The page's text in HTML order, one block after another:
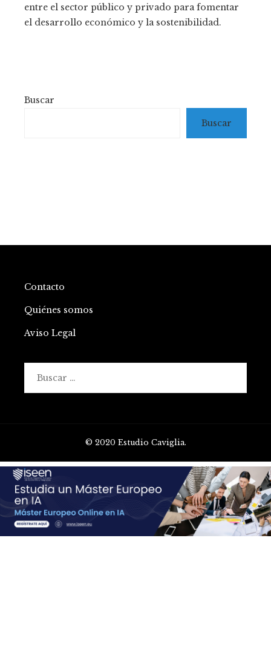
entre el sector público y privado para fomentar
el desarrollo económico y la sostenibilidad.
Buscar
Buscar
Contacto
Quiénes somos
Aviso Legal
© 2020 Estudio Caviglia.